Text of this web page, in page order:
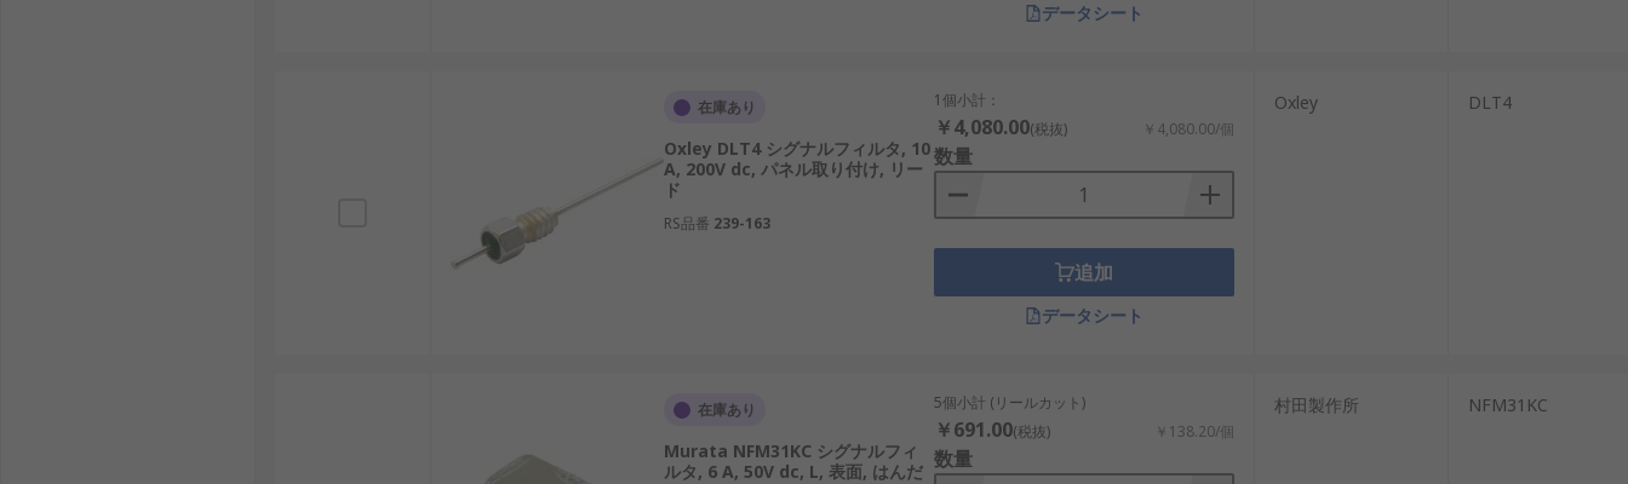
データシート
在庫あり
Oxley DLT4 シグナルフィルタ, 10
A, 200V dc, パネル取り付け, リー
ド
RS品番 239-163
1個小計：
￥4,080.00(税抜) ￥4,080.00/個
数量
追加
データシート
Oxley DLT4
在庫あり
Murata NFM31KC シグナルフィ
ルタ, 6 A, 50V dc, L, 表面, はんだ
5個小計 (リールカット)
￥691.00(税抜) ￥138.20/個
数量
村田製作所 NFM31KC